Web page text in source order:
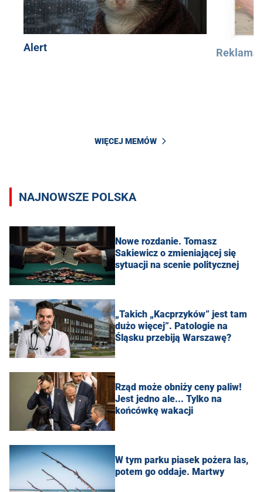
Alert Reklama
WIĘCEJ MEMÓW
NAJNOWSZE POLSKA
Nowe rozdanie. Tomasz
Sakiewicz o zmieniającej się
sytuacji na scenie politycznej
„Takich „Kacprzyków” jest tam
dużo więcej”. Patologie na
Śląsku przebiją Warszawę?
Rząd może obniży ceny paliw!
Jest jedno ale... Tylko na
końcówkę wakacji
W tym parku piasek pożera las,
potem go oddaje. Martwy